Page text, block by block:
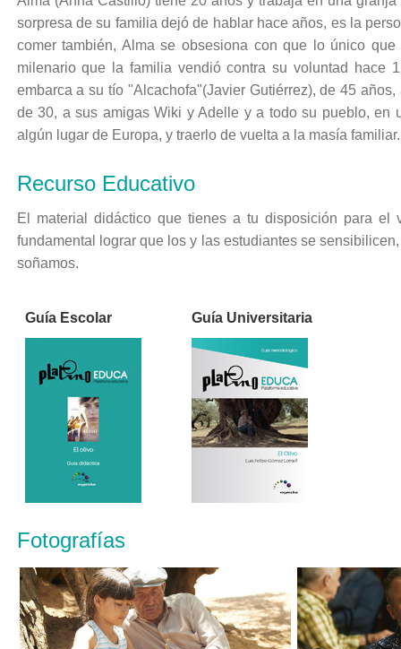
sorpresa de su familia dejó de hablar hace años, es la
comer también, Alma se obsesiona con que lo único
milenario que la familia vendió contra su voluntad hace
embarca a su tío "Alcachofa"(Javier Gutiérrez), de 45
de 30, a sus amigas Wiki y Adelle y a todo su pueblo, en
algún lugar de Europa, y traerlo de vuelta a la masía familiar.
Recurso Educativo
El material didáctico que tienes a tu disposición para
fundamental lograr que los y las estudiantes se
soñamos.
Guía Escolar Guía Universitaria
Fotografías